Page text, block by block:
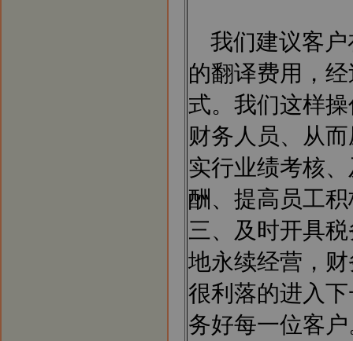
我们建议客户
的翻译费用，
式。我们这样
财务人员、从
实行业绩考核
酬、提高员工
三、及时开具
地永续经营，
很利落的进入
务好每一位客户